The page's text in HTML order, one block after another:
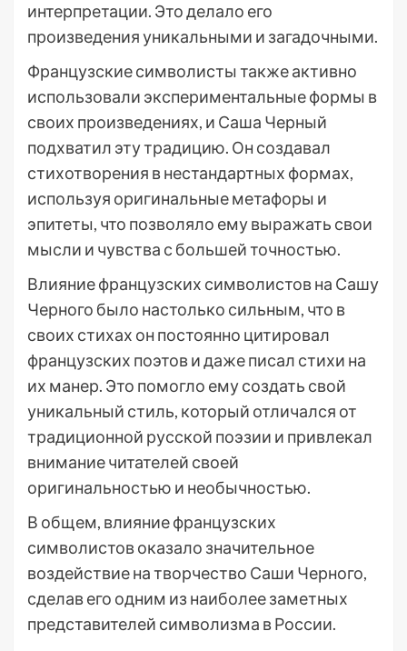
интерпретации. Это делало его
произведения уникальными и загадочными.
Французские символисты также активно
использовали экспериментальные формы в
своих произведениях, и Саша Черный
подхватил эту традицию. Он создавал
стихотворения в нестандартных формах,
используя оригинальные метафоры и
эпитеты, что позволяло ему выражать свои
мысли и чувства с большей точностью.
Влияние французских символистов на Сашу
Черного было настолько сильным, что в
своих стихах он постоянно цитировал
французских поэтов и даже писал стихи на
их манер. Это помогло ему создать свой
уникальный стиль, который отличался от
традиционной русской поэзии и привлекал
внимание читателей своей
оригинальностью и необычностью.
В общем, влияние французских
символистов оказало значительное
воздействие на творчество Саши Черного,
сделав его одним из наиболее заметных
представителей символизма в России.